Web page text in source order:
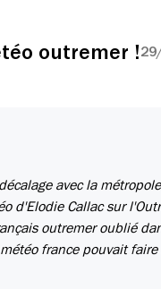
outremer !
avec la
d'Elodie Callac sur
outremer oublié
france pouvait